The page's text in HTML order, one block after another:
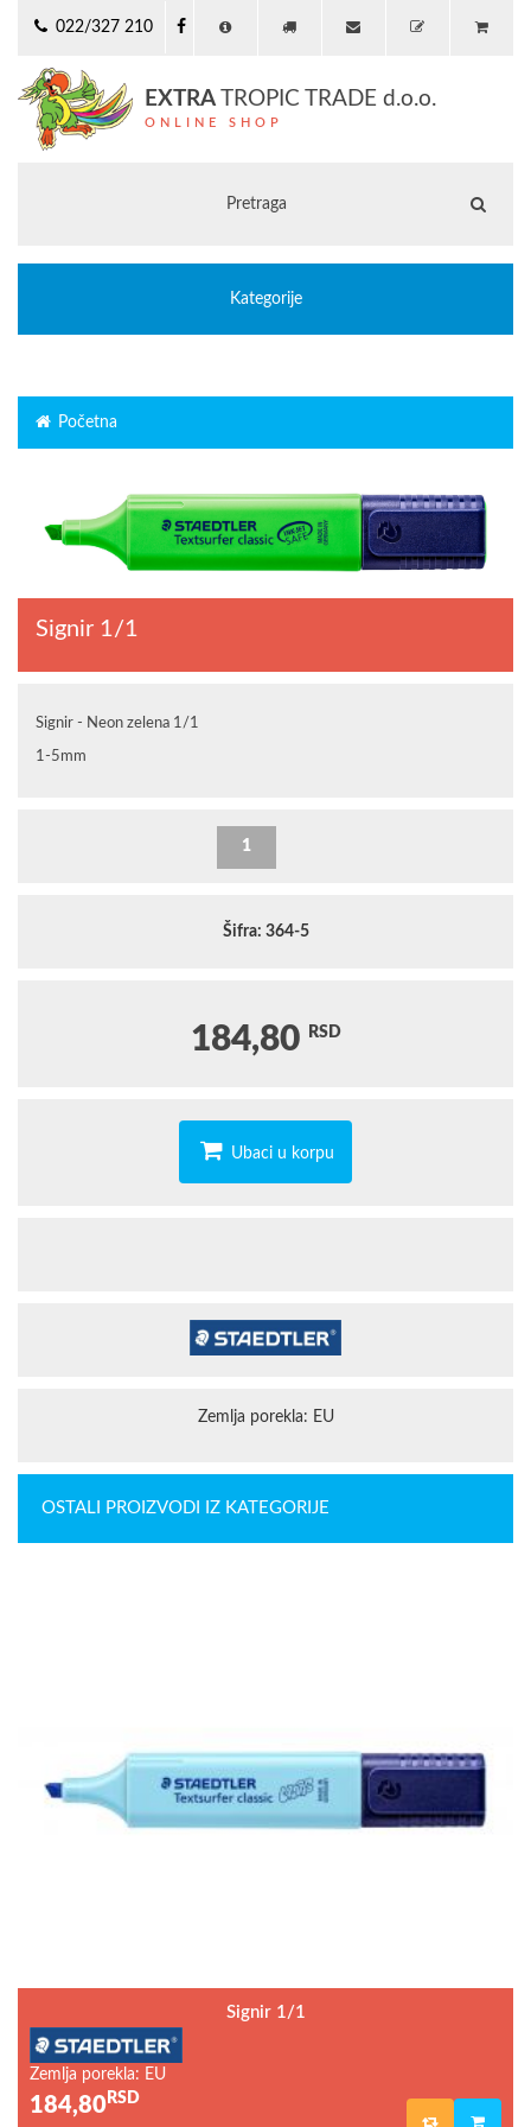
022/327 210
EXTRA TROPIC TRADE d.o.o.
ONLINE SHOP
Kategorije
Početna
Signir 1/1
Signir - Neon zelena 1/1
1-5mm
Šifra: 364-5
184,80 RSD
Ubaci u korpu
Zemlja porekla: EU
OSTALI PROIZVODI IZ KATEGORIJE
Signir 1/1
Zemlja porekla: EU
184,80 RSD